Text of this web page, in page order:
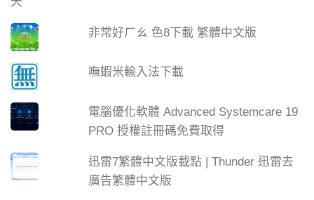
非常好ㄏㄠ 色8下載 繁體中文版
嘸蝦米輸入法下載
電腦優化軟體 Advanced Systemcare 19
PRO 授權註冊碼免費取得
迅雷7繁體中文版載點 | Thunder 迅雷去
廣告繁體中文版